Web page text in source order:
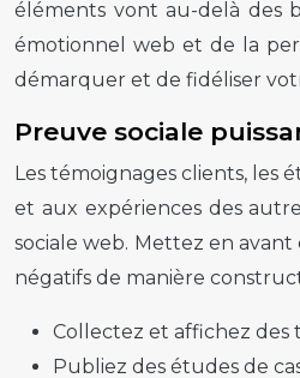
éléments vont au-delà des
émotionnel web et de la
démarquer et de fidéliser
Preuve sociale
Les témoignages clients, les
et aux expériences des
sociale web. Mettez en
négatifs de manière
Collectez et affichez des
Publiez des études de